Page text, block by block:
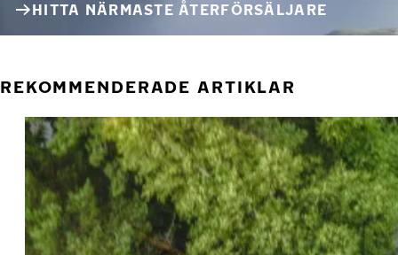
HITTA NÄRMASTE ÅTERFÖRSÄLJARE
REKOMMENDERADE ARTIKLAR